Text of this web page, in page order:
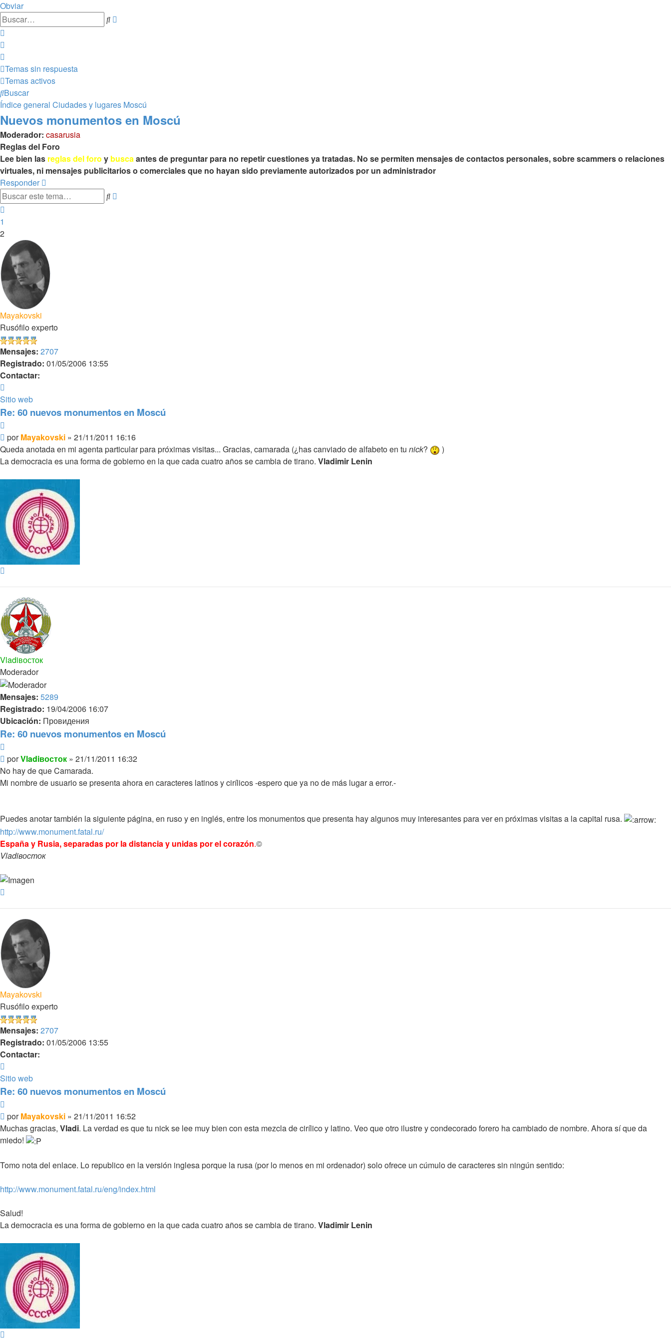
Obviar
Buscar
Temas sin respuesta
Temas activos
Buscar
Índice general Ciudades y lugares Moscú
Nuevos monumentos en Moscú
Moderador: casarusia
Reglas del Foro
Lee bien las reglas del foro y buscaantes de preguntar para no repetir cuestiones ya tratadas. No se permiten mensajes de contactos personales, sobre scammers o relaciones
virtuales, ni mensajes publicitarios o comerciales que no hayan sido previamente autorizados por un administrador
Responder
Buscar
1
2
Mayakovski
Rusófilo experto
Mensajes: 2707
Registrado: 01/05/2006 13:55
Contactar:
Mayakovski
Sitio web
Re: 60 nuevos monumentos en Moscú
Mensaje
porMayakovski » 21/11/2011 16:16
Queda anotada en mi agenta particular para próximas visitas... Gracias, camarada (¿has canviado de alfabeto en tu nick?
)
La democracia es una forma de gobierno en la que cada cuatro años se cambia de tirano. Vladimir Lenin
Vladiвосток
Moderador
Mensajes: 5289
Registrado: 19/04/2006 16:07
Ubicación: Провидения
Re: 60 nuevos monumentos en Moscú
Mensaje
porVladiвосток » 21/11/2011 16:32
No hay de que Camarada.
Mi nombre de usuario se presenta ahora en caracteres latinos y cirílicos -espero que ya no de más lugar a error.-
Puedes anotar también la siguiente página, en ruso y en inglés, entre los monumentos que presenta hay algunos muy interesantes para ver en próximas visitas a la capital rusa.
http://www.monument.fatal.ru/
España y Rusia, separadas por la distancia y unidas por el corazón.©
Vladiвосток
Mayakovski
Rusófilo experto
Mensajes: 2707
Registrado: 01/05/2006 13:55
Contactar:
Mayakovski
Sitio web
Re: 60 nuevos monumentos en Moscú
Mensaje
porMayakovski » 21/11/2011 16:52
Muchas gracias, Vladi. La verdad es que tu nick se lee muy bien con esta mezcla de cirílico y latino. Veo que otro ilustre y condecorado forero ha cambiado de nombre. Ahora sí que da
miedo!
Tomo nota del enlace. Lo republico en la versión inglesa porque la rusa (por lo menos en mi ordenador) solo ofrece un cúmulo de caracteres sin ningún sentido:
http://www.monument.fatal.ru/eng/index.html
Salud!
La democracia es una forma de gobierno en la que cada cuatro años se cambia de tirano. Vladimir Lenin